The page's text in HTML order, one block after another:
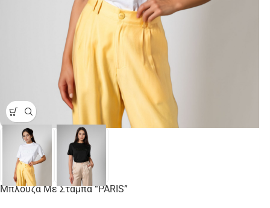
Μπλούζα Με Στάμπα “PARIS”